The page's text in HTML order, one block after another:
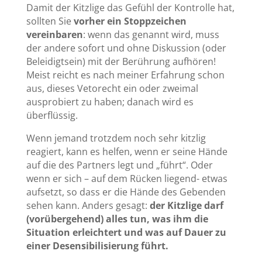
Damit der Kitzlige das Gefühl der Kontrolle hat,
sollten Sievorher ein Stoppzeichen
vereinbaren: wenn das genannt wird, muss
der andere sofort und ohne Diskussion (oder
Beleidigtsein) mit der Berührung aufhören!
Meist reicht es nach meiner Erfahrung schon
aus, dieses Vetorecht ein oder zweimal
ausprobiert zu haben; danach wird es
überflüssig.
Wenn jemand trotzdem noch sehr kitzlig
reagiert, kann es helfen, wenn er seine Hände
auf die des Partners legt und „führt“. Oder
wenn er sich – auf dem Rücken liegend- etwas
aufsetzt, so dass er die Hände des Gebenden
sehen kann. Anders gesagt: der Kitzlige darf
(vorübergehend) alles tun, was ihm die
Situation erleichtert und was auf Dauer zu
einer Desensibilisierung führt.